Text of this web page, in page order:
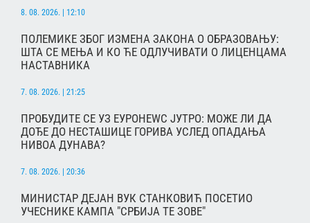
8. 08. 2026. | 12:10
ПОЛЕМИКЕ ЗБОГ ИЗМЕНА ЗАКОНА О ОБРАЗОВАЊУ:
ШТА СЕ МЕЊА И КО ЋЕ ОДЛУЧИВАТИ О ЛИЦЕНЦАМА
НАСТАВНИКА
7. 08. 2026. | 21:25
ПРОБУДИТЕ СЕ УЗ ЕУРОНЕWС ЈУТРО: МОЖЕ ЛИ ДА
ДОЂЕ ДО НЕСТАШИЦЕ ГОРИВА УСЛЕД ОПАДАЊА
НИВОА ДУНАВА?
7. 08. 2026. | 20:36
МИНИСТАР ДЕЈАН ВУК СТАНКОВИЋ ПОСЕТИО
УЧЕСНИКЕ КАМПА "СРБИЈА ТЕ ЗОВЕ"